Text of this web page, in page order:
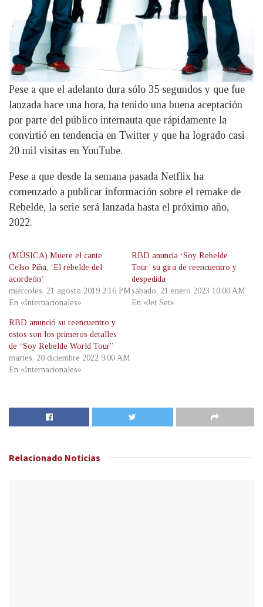
Pese a que el adelanto dura sólo 35 segundos y que fue
lanzada hace una hora, ha tenido una buena aceptación
por parte del público internauta que rápidamente la
convirtió en tendencia en Twitter y que ha logrado casi
20 mil visitas en YouTube.
Pese a que desde la semana pasada Netflix ha
comenzado a publicar información sobre el remake de
Rebelde, la serie será lanzada hasta el próximo año,
2022.
(MÚSICA) Muere el cante
Celso Piña, ‘El rebelde del
acordeón’
miércoles, 21 agosto 2019 2:16 PM
En «Internacionales»
RBD anuncia ‘Soy Rebelde
Tour’ su gira de reencuentro y
despedida
sábado, 21 enero 2023 10:00 AM
En «Jet Set»
RBD anunció su reencuentro y
estos son los primeros detalles
de “Soy Rebelde World Tour”
martes, 20 diciembre 2022 9:00 AM
En «Internacionales»
Relacionado Noticias